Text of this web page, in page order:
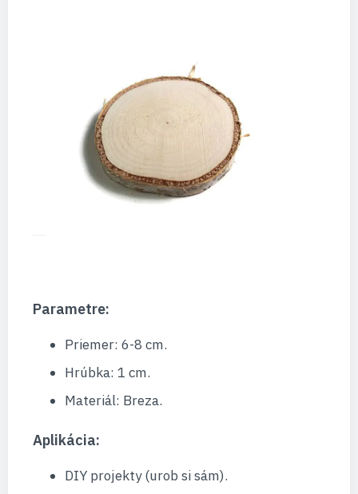
Parametre:
Priemer: 6-8 cm.
Hrúbka: 1 cm.
Materiál: Breza.
Aplikácia:
DIY projekty (urob si sám).